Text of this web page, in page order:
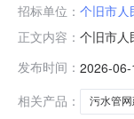
招标单位： 个旧市人
正文内容： 个旧市人
购项目名
包括
发布时间： 2026-
相关产品：
污水管